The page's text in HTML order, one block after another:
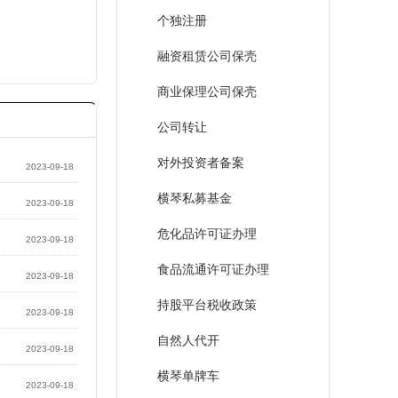
2023-09-18
2023-09-18
2023-09-18
2023-09-18
2023-09-18
2023-09-18
2023-09-18
个独注册
融资租赁公司保壳
商业保理公司保壳
公司转让
对外投资者备案
横琴私募基金
危化品许可证办理
食品流通许可证办理
持股平台税收政策
自然人代开
横琴单牌车